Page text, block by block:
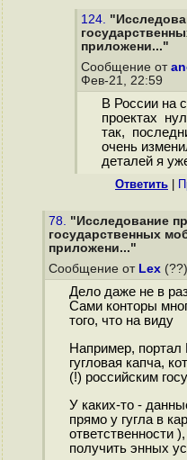
124.
приложени..."
Сообщение от
Фев-21, 22:59
В России на
проектах
так,
очень
деталей я
Ответить
78. "Исследование
государственных
приложени..."
Сообщение от Lex
Дело даже не в
Сами конторы
того, что на виду
Например, портал
гугловая капча,
(!) российским
У каких-то -
прямо у гугла в
ответственности
получить энных